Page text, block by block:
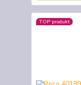
TOP produkt